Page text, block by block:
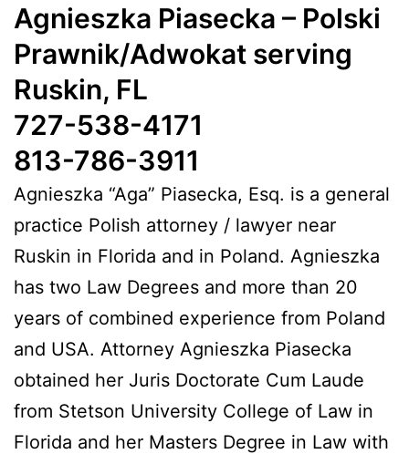
Agnieszka Piasecka – Polski
Prawnik/Adwokat serving
Ruskin, FL
727-538-4171
813-786-3911
Agnieszka “Aga” Piasecka, Esq. is a general
practice Polish attorney / lawyer near
Ruskin in Florida and in Poland. Agnieszka
has two Law Degrees and more than 20
years of combined experience from Poland
and USA. Attorney Agnieszka Piasecka
obtained her Juris Doctorate Cum Laude
from Stetson University College of Law in
Florida and her Masters Degree in Law with